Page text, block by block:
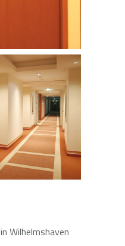
Wilhelmshaven